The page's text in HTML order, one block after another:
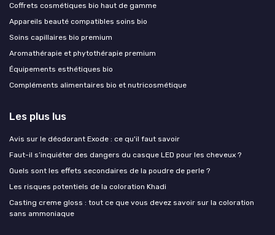
Coffrets cosmétiques bio haut de gamme
Appareils beauté compatibles soins bio
Soins capillaires bio premium
Aromathérapie et phytothérapie premium
Équipements esthétiques bio
Compléments alimentaires bio et nutricosmétique
Les plus lus
Avis sur le déodorant Exode : ce qu'il faut savoir
Faut-il s’inquiéter des dangers du casque LED pour les cheveux ?
Quels sont les effets secondaires de la poudre de perle ?
Les risques potentiels de la coloration Khadi
Casting creme gloss : tout ce que vous devez savoir sur la coloration
sans ammoniaque